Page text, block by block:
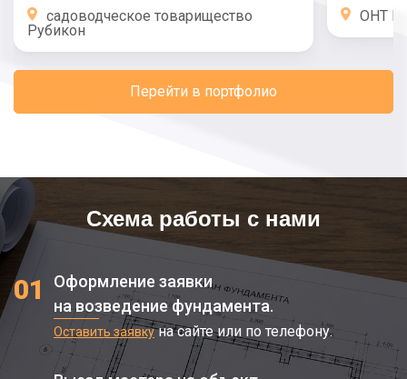
садоводческое товарищество
Рубикон
ОНТ
Перейти в портфолио
Схема работы с нами
01
Оформление заявки
на возведение фундамента.
Оставить заявкуна сайте или по телефону.